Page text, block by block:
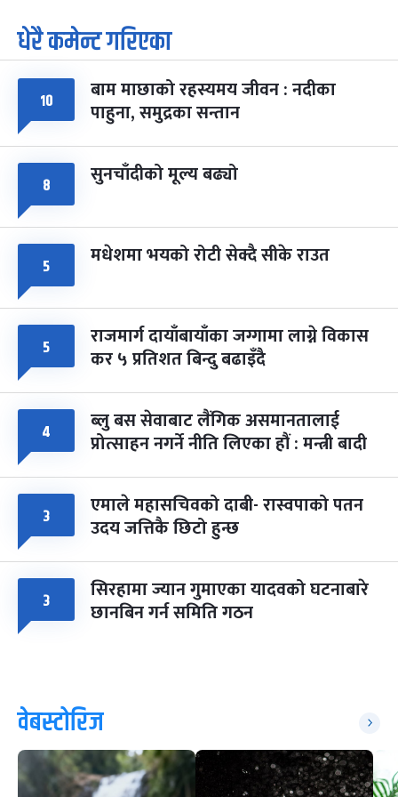
७
आइत
पूर्णिमा व्रत
चैत्र ७, २०८३-Mar 21, 2027
८ फागुपूर्णिमा
चैत्र ८, २०८३-Mar 22, 2027
७ महिना बाँकी
धेरै कमेन्ट गरिएका
१० बाम माछाको रहस्यमय जीवन : नदीका
पाहुना, समुद्रका सन्तान
८ सुनचाँदीको मूल्य बढ्यो
५ मधेशमा भयको रोटी सेक्दै सीके राउत
५ राजमार्ग दायाँबायाँका जग्गामा लाग्ने विकास
कर ५ प्रतिशत बिन्दु बढाइँदै
४ ब्लु बस सेवाबाट लैंगिक असमानतालाई
प्रोत्साहन नगर्ने नीति लिएका हौं : मन्त्री बादी
३ एमाले महासचिवको दाबी- रास्वपाको पतन
उदय जत्तिकै छिटो हुन्छ
३ सिरहामा ज्यान गुमाएका यादवको घटनाबारे
छानबिन गर्न समिति गठन
वेबस्टोरिज